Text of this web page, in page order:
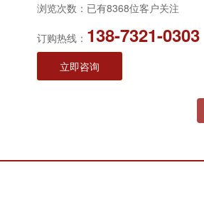
浏览次数： 已有8368位客户关注
订购热线： 138-7321-0303
立即咨询